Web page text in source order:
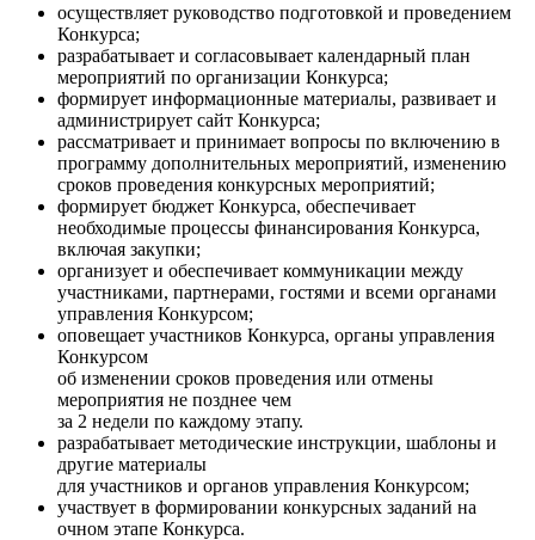
осуществляет руководство подготовкой и проведением
Конкурса;
разрабатывает и согласовывает календарный план
мероприятий по организации Конкурса;
формирует информационные материалы, развивает и
администрирует сайт Конкурса;
рассматривает и принимает вопросы по включению в
программу дополнительных мероприятий, изменению
сроков проведения конкурсных мероприятий;
формирует бюджет Конкурса, обеспечивает
необходимые процессы финансирования Конкурса,
включая закупки;
организует и обеспечивает коммуникации между
участниками, партнерами, гостями и всеми органами
управления Конкурсом;
оповещает участников Конкурса, органы управления
Конкурсом
об изменении сроков проведения или отмены
мероприятия не позднее чем
за 2 недели по каждому этапу.
разрабатывает методические инструкции, шаблоны и
другие материалы
для участников и органов управления Конкурсом;
участвует в формировании конкурсных заданий на
очном этапе Конкурса.